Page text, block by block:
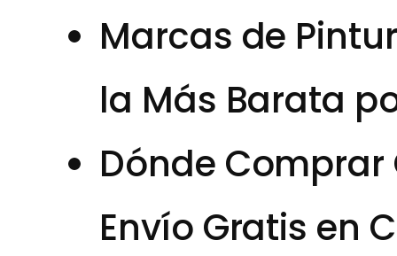
Marcas de
la Más Barata
Dónde
Envío Gratis en